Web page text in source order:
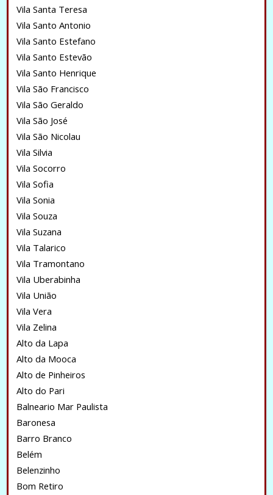
Vila Santa Teresa
Vila Santo Antonio
Vila Santo Estefano
Vila Santo Estevão
Vila Santo Henrique
Vila São Francisco
Vila São Geraldo
Vila São José
Vila São Nicolau
Vila Silvia
Vila Socorro
Vila Sofia
Vila Sonia
Vila Souza
Vila Suzana
Vila Talarico
Vila Tramontano
Vila Uberabinha
Vila União
Vila Vera
Vila Zelina
Alto da Lapa
Alto da Mooca
Alto de Pinheiros
Alto do Pari
Balneario Mar Paulista
Baronesa
Barro Branco
Belém
Belenzinho
Bom Retiro